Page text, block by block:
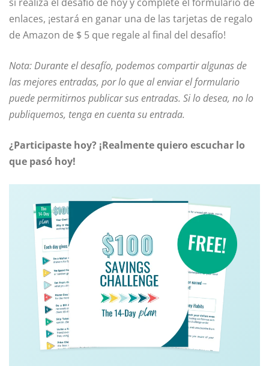
enlaces, ¡estará en ganar una de las tarjetas de regalo
de Amazon de $ 5 que regale al final del desafío!
Nota: Durante el desafío, podemos compartir algunas de
las mejores entradas, por lo que al enviar el formulario
puede permitirnos publicar sus entradas. Si lo desea, no lo
publiquemos, tenga en cuenta su entrada.
¿Participaste hoy? ¡Realmente quiero escuchar lo
que pasó hoy!